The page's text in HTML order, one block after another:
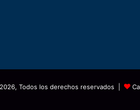
Todos los derechos reservados |